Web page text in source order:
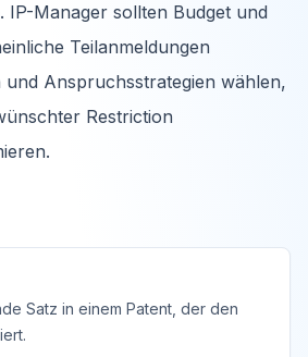
IP-Manager sollten Budget und
Teilanmeldungen
Anspruchsstrategien wählen,
Restriction
Satz in einem Patent, der den